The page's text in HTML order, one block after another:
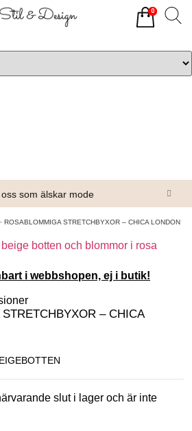
som älskar mode
ROSABLOMMIGA STRETCHBYXOR – CHICA LONDON
i webbshopen, ej i butik!
– CHICA
slut i lager och är inte
0